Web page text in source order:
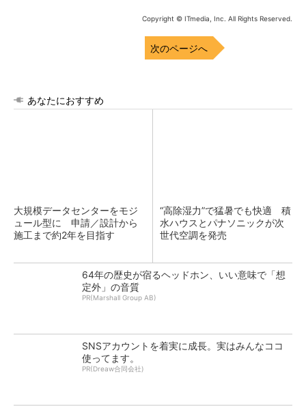
Copyright © ITmedia, Inc. All Rights Reserved.
次のページへ
あなたにおすすめ
大規模データセンターをモジ
ュール型に 申請／設計から
施工まで約2年を目指す
“高除湿力”で猛暑でも快適 積
水ハウスとパナソニックが次
世代空調を発売
64年の歴史が宿るヘッドホン、いい意味で「想
定外」の音質
PR(Marshall Group AB)
SNSアカウントを着実に成長。実はみんなココ
使ってます。
PR(Dreaw合同会社)